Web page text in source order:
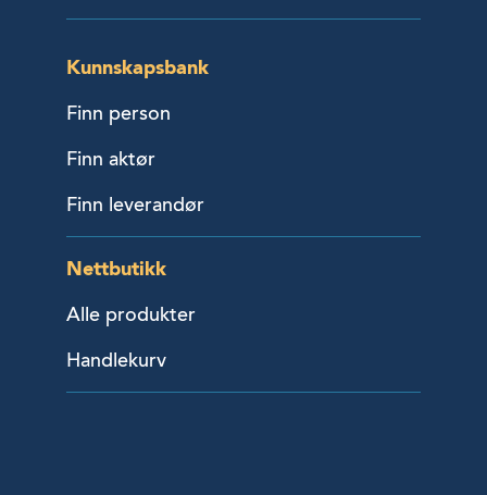
Kunnskapsbank
Finn person
Finn aktør
Finn leverandør
Nettbutikk
Alle produkter
Handlekurv